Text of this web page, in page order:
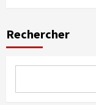
Rechercher